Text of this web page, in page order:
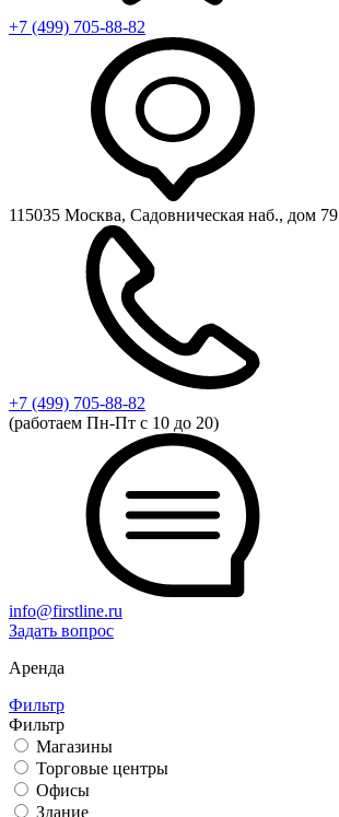
+7 (499) 705-88-82
115035 Москва, Садовническая наб., дом 79
+7 (499) 705-88-82
(работаем Пн-Пт с 10 до 20)
info@firstline.ru
Задать вопрос
Аренда
Фильтр
Фильтр
Магазины
Торговые центры
Офисы
Здание